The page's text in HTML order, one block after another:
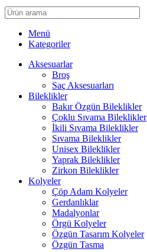
Menü
Kategoriler
Aksesuarlar
Broş
Saç Aksesuarları
Bileklikler
Bakır Özgün Bileklikler
Çoklu Sıvama Bileklikler
İkili Sıvama Bileklikler
Sıvama Bileklikler
Unisex Bileklikler
Yaprak Bileklikler
Zirkon Bileklikler
Kolyeler
Çöp Adam Kolyeler
Gerdanlıklar
Madalyonlar
Örgü Kolyeler
Özgün Tasarım Kolyeler
Özgün Tasma